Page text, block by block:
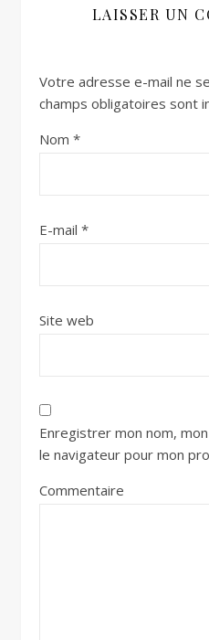
LAISSER UN
Votre adresse e-mail ne
champs obligatoires sont
Nom *
E-mail *
Site web
Enregistrer mon nom,
le navigateur pour mon
Commentaire